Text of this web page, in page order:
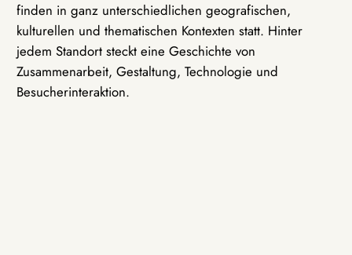
finden in ganz unterschiedlichen geografischen,
kulturellen und thematischen Kontexten statt. Hinter
jedem Standort steckt eine Geschichte von
Zusammenarbeit, Gestaltung, Technologie und
Besucherinteraktion.